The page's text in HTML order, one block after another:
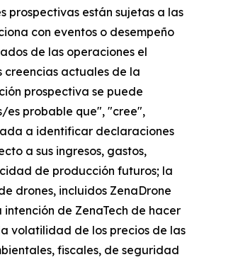
prospectivas están sujetas a las
con eventos o desempeño
de las operaciones el
creencias actuales de la
prospectiva se puede
probable que", "cree",
a identificar declaraciones
a sus ingresos, gastos,
de producción futuros; la
drones, incluidos ZenaDrone
de ZenaTech de hacer
volatilidad de los precios de las
fiscales, de seguridad